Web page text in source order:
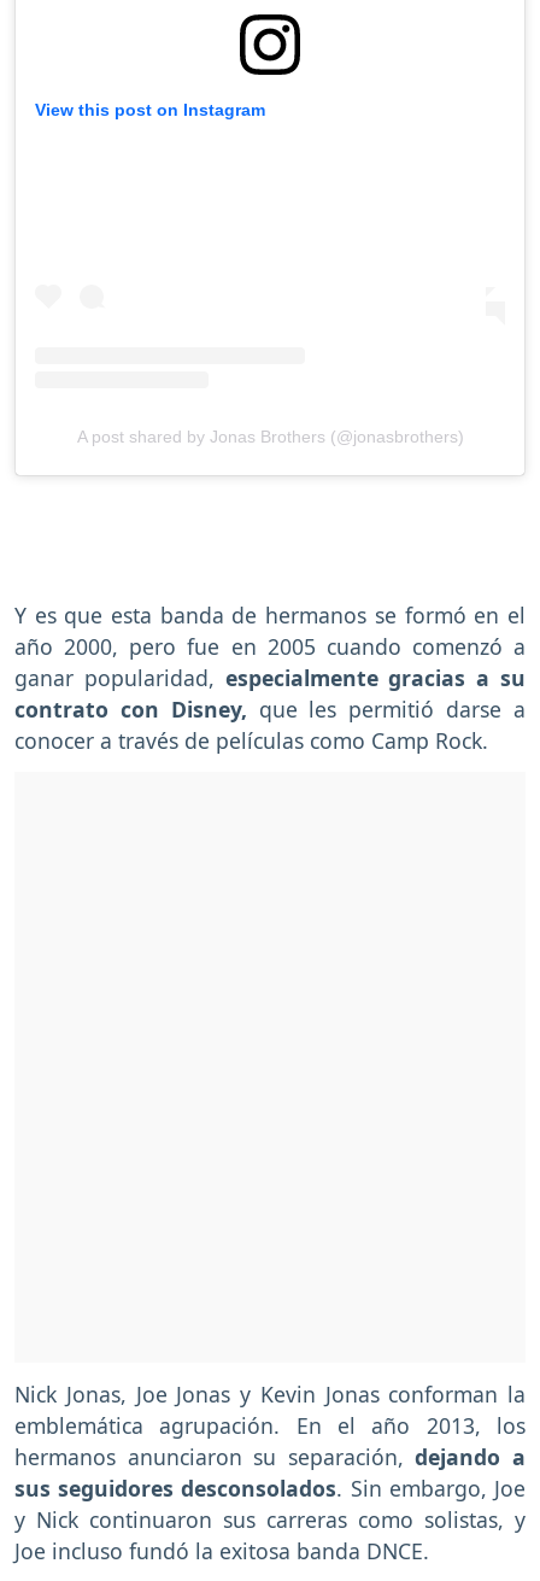
View this post on Instagram
A post shared by Jonas Brothers (@jonasbrothers)
Y es que esta banda de hermanos se formó en el
año 2000, pero fue en 2005 cuando comenzó a
ganar popularidad, especialmente gracias a su
contrato con Disney, que les permitió darse a
conocer a través de películas como Camp Rock.
Nick Jonas, Joe Jonas y Kevin Jonas conforman la
emblemática agrupación. En el año 2013, los
hermanos anunciaron su separación,dejando a
sus seguidores desconsolados. Sin embargo, Joe
y Nick continuaron sus carreras como solistas, y
Joe incluso fundó la exitosa banda DNCE.